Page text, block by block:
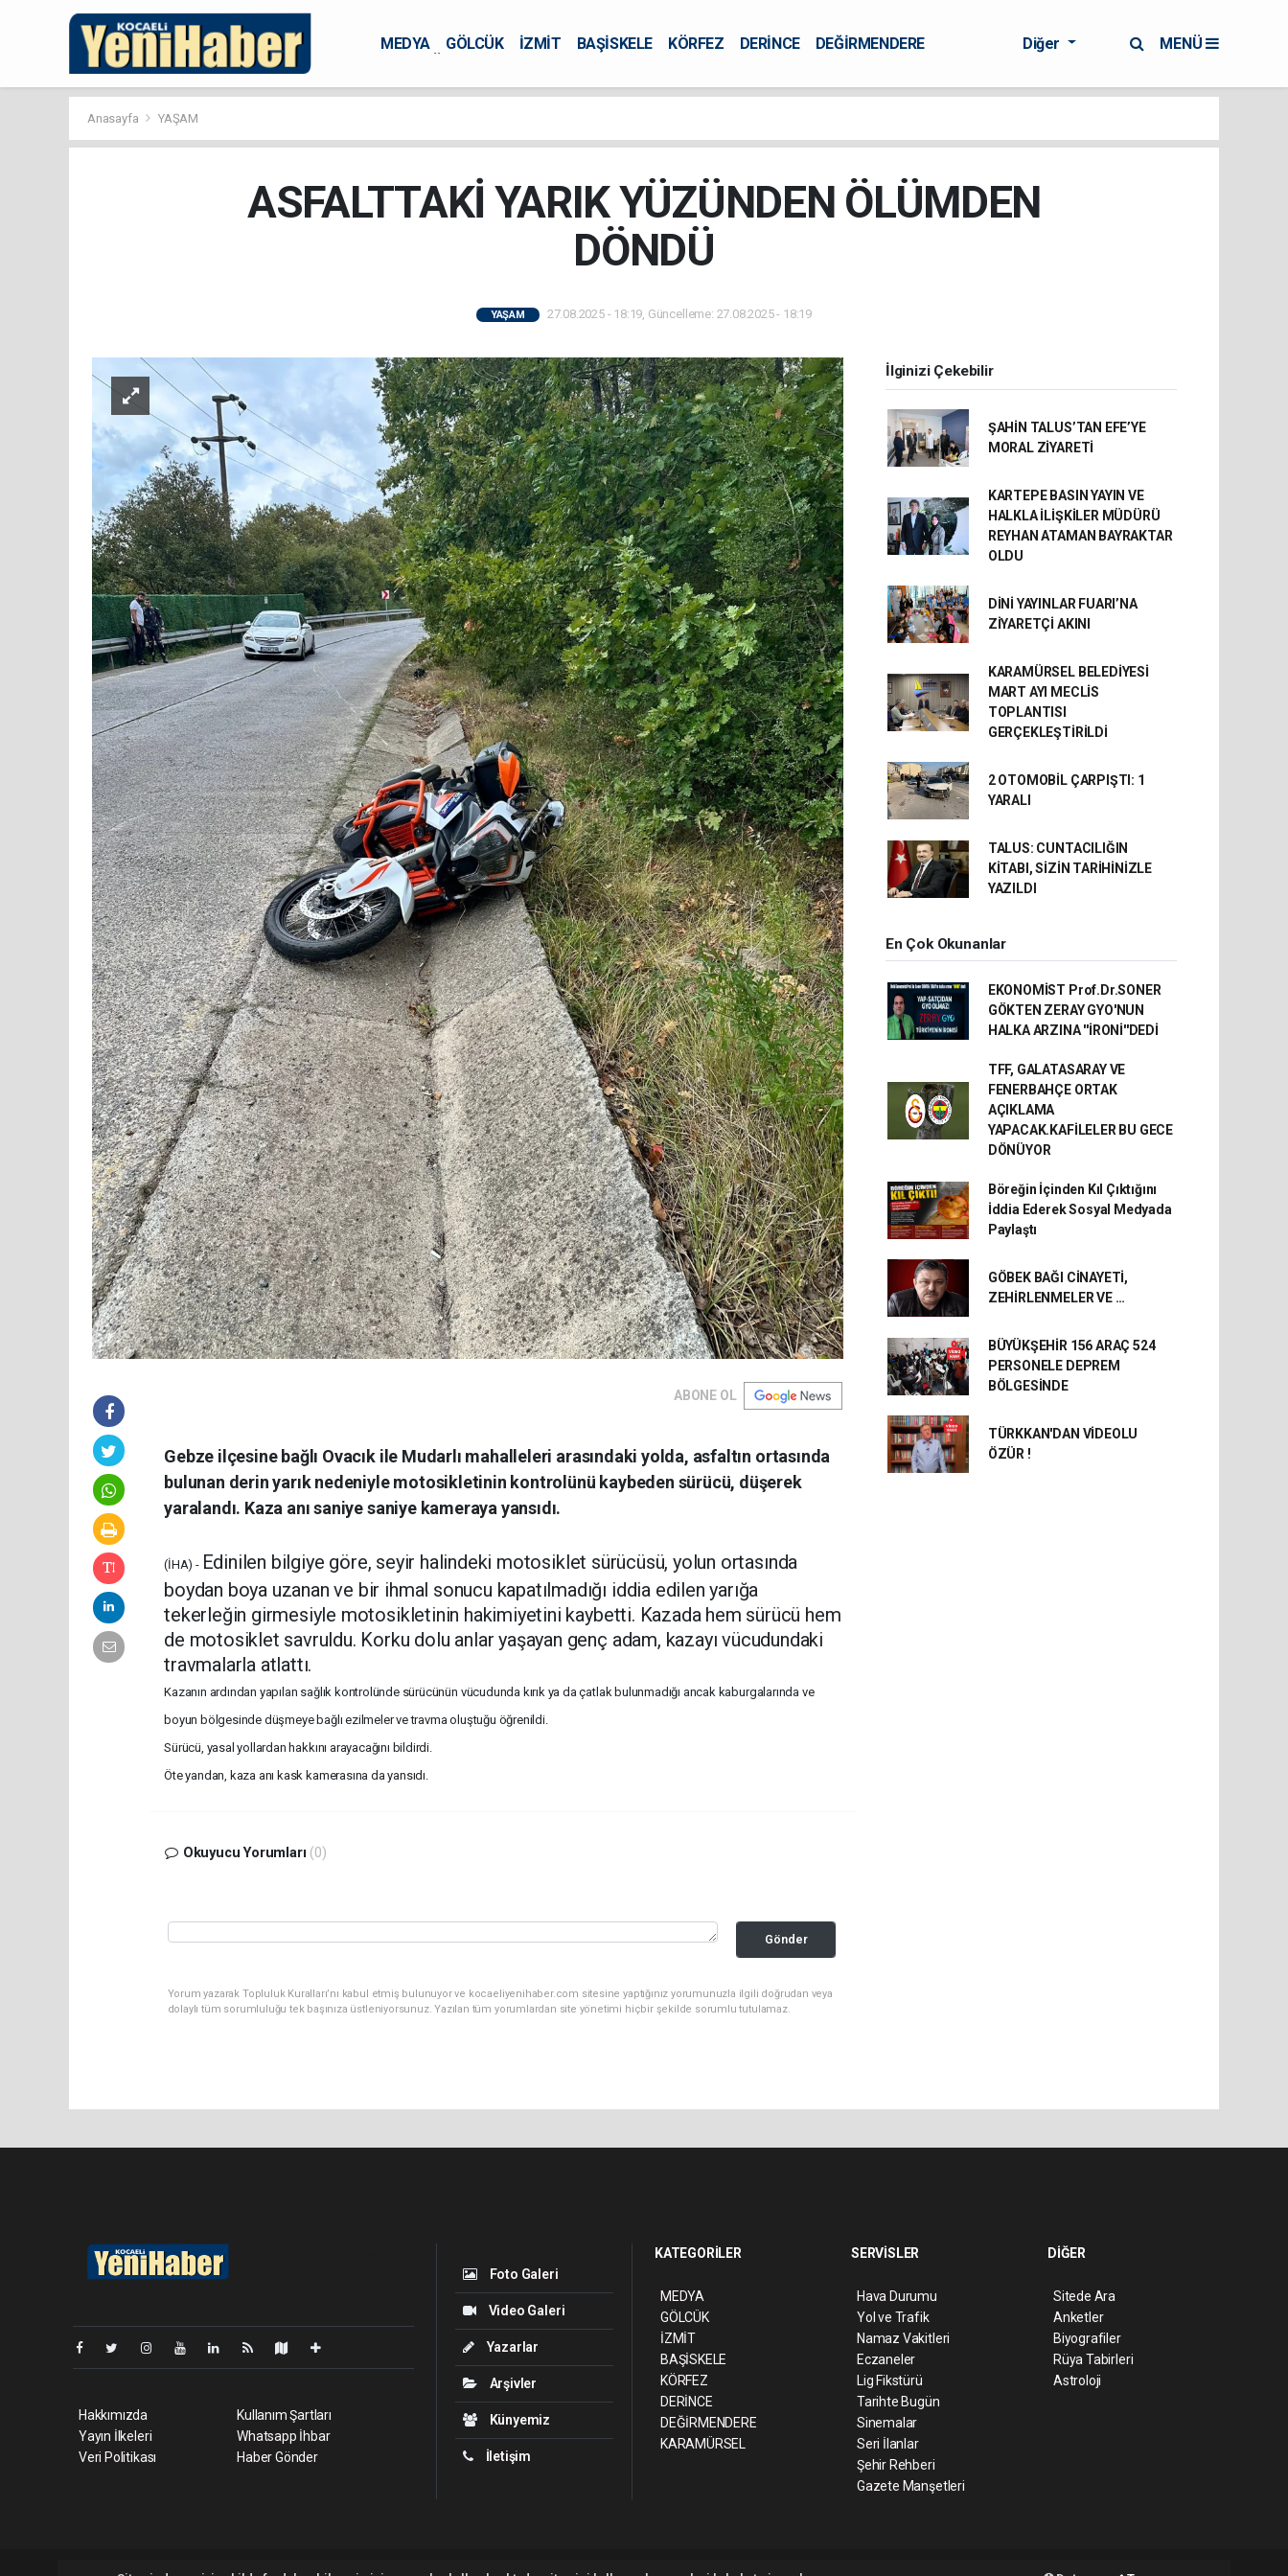
MEDYA GÖLCÜK İZMİT BAŞİSKELE KÖRFEZ DERİNCE
DEĞİRMENDERE
Diğer MENÜ
Anasayfa YAŞAM
ASFALTTAKİ YARIK YÜZÜNDEN ÖLÜMDEN
DÖNDÜ
YAŞAM 27.08.2025 - 18:19, Güncelleme: 27.08.2025 - 18:19
ABONE OL
Gebze ilçesine bağlı Ovacık ile Mudarlı mahalleleri arasındaki yolda, asfaltın ortasında
bulunan derin yarık nedeniyle motosikletinin kontrolünü kaybeden sürücü, düşerek
yaralandı. Kaza anı saniye saniye kameraya yansıdı.
(İHA) - Edinilen bilgiye göre, seyir halindeki motosiklet sürücüsü, yolun ortasında
boydan boya uzanan ve bir ihmal sonucu kapatılmadığı iddia edilen yarığa
tekerleğin girmesiyle motosikletinin hakimiyetini kaybetti. Kazada hem sürücü hem
de motosiklet savruldu. Korku dolu anlar yaşayan genç adam, kazayı vücudundaki
travmalarla atlattı.
Kazanın ardından yapılan sağlık kontrolünde sürücünün vücudunda kırık ya da çatlak bulunmadığı ancak kaburgalarında ve
boyun bölgesinde düşmeye bağlı ezilmeler ve travma oluştuğu öğrenildi.
Sürücü, yasal yollardan hakkını arayacağını bildirdi.
Öte yandan, kaza anı kask kamerasına da yansıdı.
Okuyucu Yorumları (0)
Gönder
Yorum yazarak Topluluk Kuralları’nı kabul etmiş bulunuyor ve kocaeliyenihaber.com sitesine yaptığınız yorumunuzla ilgili doğrudan veya
dolaylı tüm sorumluluğu tek başınıza üstleniyorsunuz. Yazılan tüm yorumlardan site yönetimi hiçbir şekilde sorumlu tutulamaz.
İlginizi Çekebilir
ŞAHİN TALUS’TAN EFE’YE
MORAL ZİYARETİ
KARTEPE BASIN YAYIN VE
HALKLA İLİŞKİLER MÜDÜRÜ
REYHAN ATAMAN BAYRAKTAR
OLDU
DİNİ YAYINLAR FUARI’NA
ZİYARETÇİ AKINI
KARAMÜRSEL BELEDİYESİ
MART AYI MECLİS
TOPLANTISI
GERÇEKLEŞTİRİLDİ
2 OTOMOBİL ÇARPIŞTI: 1
YARALI
TALUS: CUNTACILIĞIN
KİTABI, SİZİN TARİHİNİZLE
YAZILDI
En Çok Okunanlar
EKONOMİST Prof.Dr.SONER
GÖKTEN ZERAY GYO'NUN
HALKA ARZINA ''İRONİ''DEDİ
TFF, GALATASARAY VE
FENERBAHÇE ORTAK
AÇIKLAMA
YAPACAK.KAFİLELER BU GECE
DÖNÜYOR
Böreğin İçinden Kıl Çıktığını
İddia Ederek Sosyal Medyada
Paylaştı
GÖBEK BAĞI CİNAYETİ,
ZEHİRLENMELER VE …
BÜYÜKŞEHİR 156 ARAÇ 524
PERSONELE DEPREM
BÖLGESİNDE
TÜRKKAN'DAN VİDEOLU
ÖZÜR !
Hakkımızda
Yayın İlkeleri
Veri Politikası
Kullanım Şartları
Whatsapp İhbar
Haber Gönder
Foto Galeri
Video Galeri
Yazarlar
Arşivler
Künyemiz
İletişim
KATEGORİLER
MEDYA
GÖLCÜK
İZMİT
BAŞİSKELE
KÖRFEZ
DERİNCE
DEĞİRMENDERE
KARAMÜRSEL
SERVİSLER
Hava Durumu
Yol ve Trafik
Namaz Vakitleri
Eczaneler
Lig Fikstürü
Tarihte Bugün
Sinemalar
Seri İlanlar
Şehir Rehberi
Gazete Manşetleri
DİĞER
Sitede Ara
Anketler
Biyografiler
Rüya Tabirleri
Astroloji